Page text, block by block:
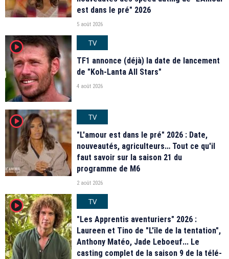
est dans le pré" 2026
5 août 2026
player2
TV
TF1 annonce (déjà) la date de lancement
de "Koh-Lanta All Stars"
4 août 2026
player2
TV
"L'amour est dans le pré" 2026 : Date,
nouveautés, agriculteurs… Tout ce qu'il
faut savoir sur la saison 21 du
programme de M6
2 août 2026
player2
TV
"Les Apprentis aventuriers" 2026 :
Laureen et Tino de "L'île de la tentation",
Anthony Matéo, Jade Leboeuf... Le
casting complet de la saison 9 de la télé-